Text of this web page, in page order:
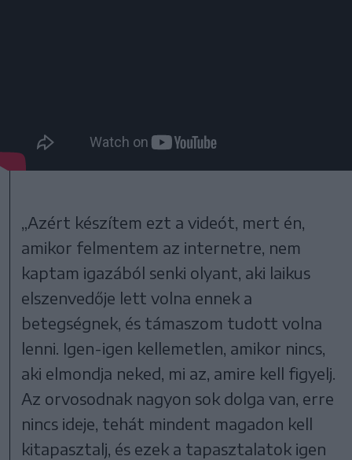
„Azért készítem ezt a videót, mert én,
amikor felmentem az internetre, nem
kaptam igazából senki olyant, aki laikus
elszenvedője lett volna ennek a
betegségnek, és támaszom tudott volna
lenni. Igen-igen kellemetlen, amikor nincs,
aki elmondja neked, mi az, amire kell figyelj.
Az orvosodnak nagyon sok dolga van, erre
nincs ideje, tehát mindent magadon kell
kitapasztalj, és ezek a tapasztalatok igen